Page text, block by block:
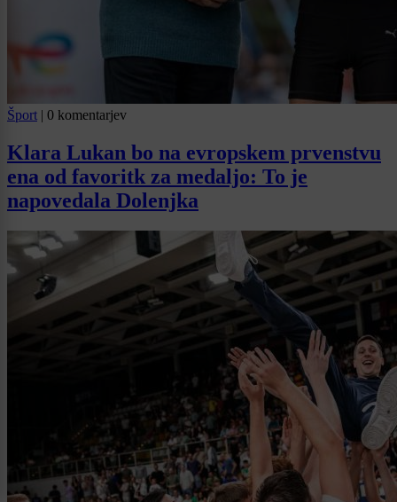
Šport | 0 komentarjev
Klara Lukan bo na evropskem prvenstvu
ena od favoritk za medaljo: To je
napovedala Dolenjka